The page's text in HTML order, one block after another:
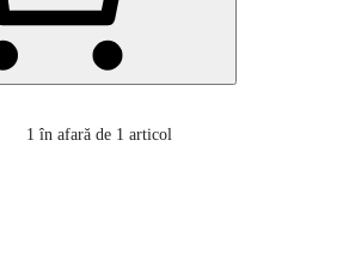
1 în afară de 1 articol